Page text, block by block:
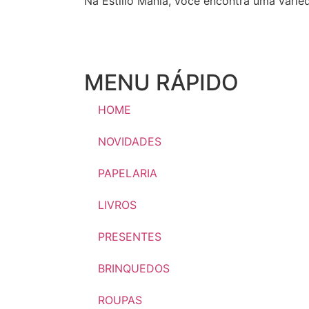
MENU RÁPIDO
HOME
NOVIDADES
PAPELARIA
LIVROS
PRESENTES
BRINQUEDOS
ROUPAS